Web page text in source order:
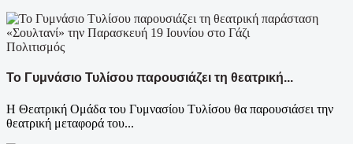
Πολιτισμός
Το Γυμνάσιο Τυλίσου παρουσιάζει τη θεατρική...
Η Θεατρική Ομάδα του Γυμνασίου Τυλίσου θα παρουσιάσει την
θεατρική μεταφορά του...